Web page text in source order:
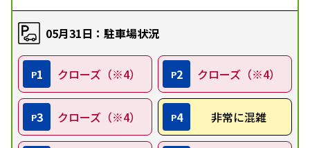
05月31日：駐車場状況
P1 クローズ（※4） P2 クローズ（※4）
P3 クローズ（※4） P4 非常に混雑